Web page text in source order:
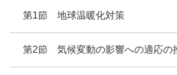
第1節 地球温暖化対策
第2節 気候変動の影響への適応の